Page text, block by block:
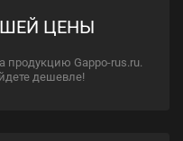
ЦЕНЫ
Gappo-rus.ru.
дешевле!